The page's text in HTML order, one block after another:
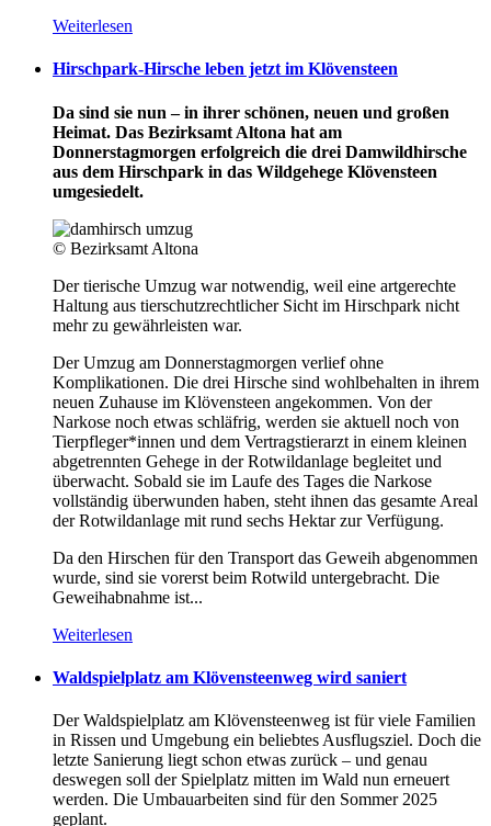
Weiterlesen
Hirschpark-Hirsche leben jetzt im Klövensteen
Da sind sie nun – in ihrer schönen, neuen und großen
Heimat. Das Bezirksamt Altona hat am
Donnerstagmorgen erfolgreich die drei Damwildhirsche
aus dem Hirschpark in das Wildgehege Klövensteen
umgesiedelt.
© Bezirksamt Altona
Der tierische Umzug war notwendig, weil eine artgerechte
Haltung aus tierschutzrechtlicher Sicht im Hirschpark nicht
mehr zu gewährleisten war.
Der Umzug am Donnerstagmorgen verlief ohne
Komplikationen. Die drei Hirsche sind wohlbehalten in ihrem
neuen Zuhause im Klövensteen angekommen. Von der
Narkose noch etwas schläfrig, werden sie aktuell noch von
Tierpfleger*innen und dem Vertragstierarzt in einem kleinen
abgetrennten Gehege in der Rotwildanlage begleitet und
überwacht. Sobald sie im Laufe des Tages die Narkose
vollständig überwunden haben, steht ihnen das gesamte Areal
der Rotwildanlage mit rund sechs Hektar zur Verfügung.
Da den Hirschen für den Transport das Geweih abgenommen
wurde, sind sie vorerst beim Rotwild untergebracht. Die
Geweihabnahme ist...
Weiterlesen
Waldspielplatz am Klövensteenweg wird saniert
Der Waldspielplatz am Klövensteenweg ist für viele Familien
in Rissen und Umgebung ein beliebtes Ausflugsziel. Doch die
letzte Sanierung liegt schon etwas zurück – und genau
deswegen soll der Spielplatz mitten im Wald nun erneuert
werden. Die Umbauarbeiten sind für den Sommer 2025
geplant.